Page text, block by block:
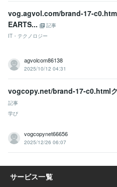
vog.agvol.com/brand-17-
EARTS...
記事
IT・テクノロジー
agvolcom86138
2025/10/12 04:31
vogcopy.net/brand-17-c0.htmlク
記事
学び
vogcopynet66656
2025/12/26 06:07